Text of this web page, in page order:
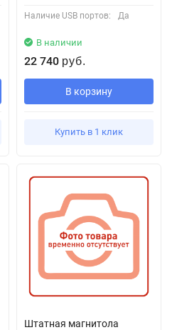
Наличие USB портов: Да
В наличии
22 740 руб.
В корзину
Купить в 1 клик
Штатная магнитола